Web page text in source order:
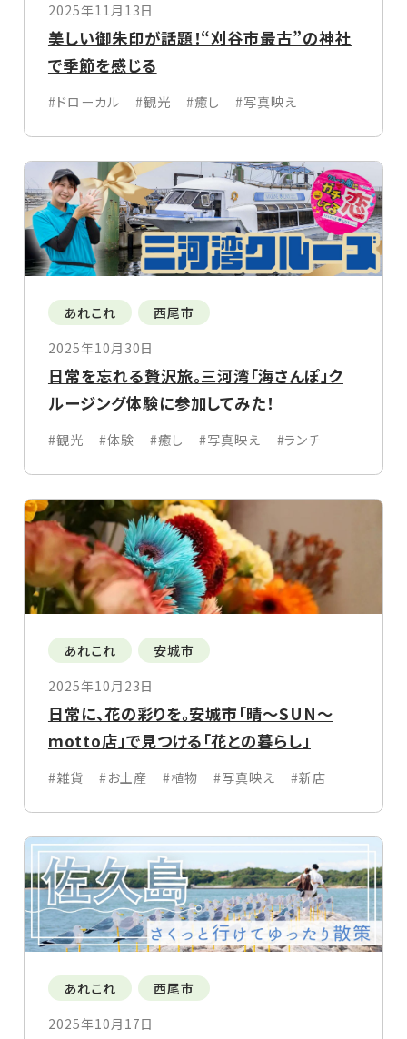
2025年11月13日
美しい御朱印が話題！“刈谷市最古”の神社
で季節を感じる
#ドローカル #観光 #癒し #写真映え
あれこれ
西尾市
2025年10月30日
日常を忘れる贅沢旅。三河湾「海さんぽ」ク
ルージング体験に参加してみた！
#観光 #体験 #癒し #写真映え #ランチ
あれこれ
安城市
2025年10月23日
日常に、花の彩りを。安城市「晴〜SUN〜
motto店」で見つける「花との暮らし」
#雑貨 #お土産 #植物 #写真映え #新店
あれこれ
西尾市
2025年10月17日